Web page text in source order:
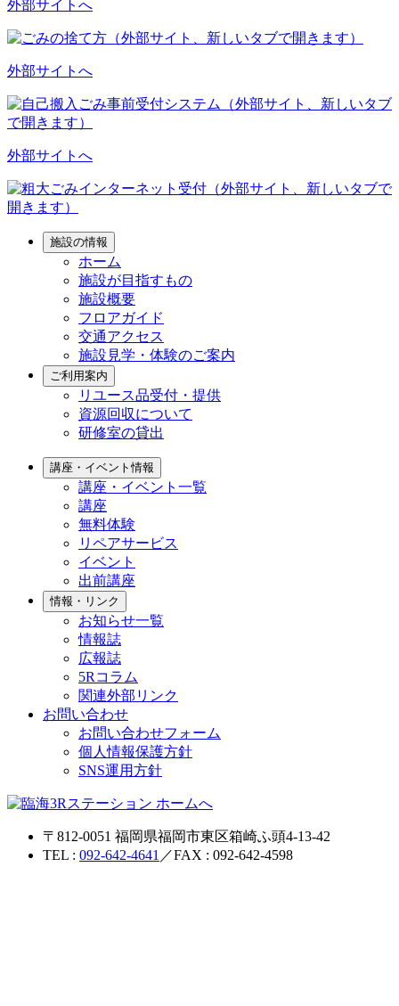
外部サイトへ
外部サイトへ
外部サイトへ
施設の情報
ホーム
施設が目指すもの
施設概要
フロアガイド
交通アクセス
施設見学・体験のご案内
ご利用案内
リユース品受付・提供
資源回収について
研修室の貸出
講座・イベント情報
講座・イベント一覧
講座
無料体験
リペアサービス
イベント
出前講座
情報・リンク
お知らせ一覧
情報誌
広報誌
5Rコラム
関連外部リンク
お問い合わせ
お問い合わせフォーム
個人情報保護方針
SNS運用方針
〒812-0051 福岡県福岡市東区箱崎ふ頭4-13-42
TEL : 092-642-4641 ／FAX : 092-642-4598